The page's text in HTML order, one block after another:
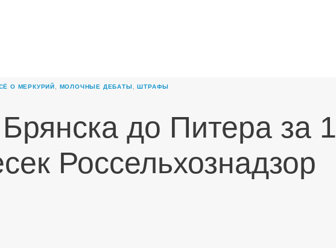
О МЕРКУРИЙ МОЛОЧНЫЕ ДЕБАТЫ ,ШТРАФЫ
до Питера за 1
Россельхознадзор
НОВОСТИ